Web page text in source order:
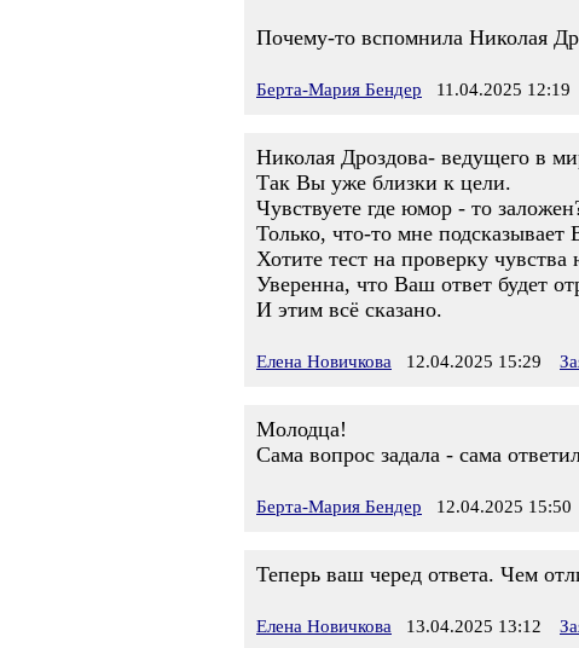
Почему-то вспомнила Николая
Берта-Мария Бендер 11.04.2025 12:19
Николая Дроздова- ведущего в
Так Вы уже близки к цели.
Чувствуете где юмор - то
Только, что-то мне подсказывает
Хотите тест на проверку чувства
Уверенна, что Ваш ответ будет
И этим всё сказано.
Елена Новичкова 12.04.2025 15:29
Молодца!
Сама вопрос задала - сама
Берта-Мария Бендер 12.04.2025 15:50
Теперь ваш черед ответа. Чем
Елена Новичкова 13.04.2025 13:12